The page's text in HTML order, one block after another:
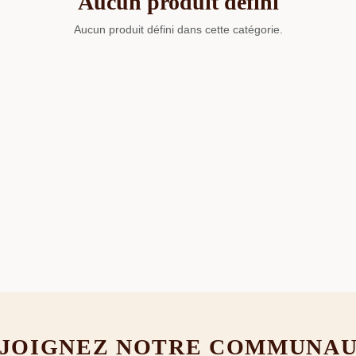
Aucun produit défini dans cette catégorie.
NOTRE